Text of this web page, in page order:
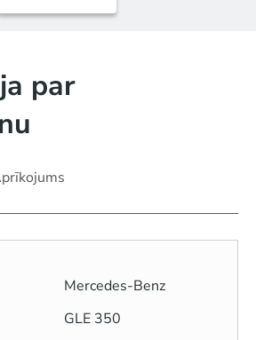
par
Mercedes-Benz
GLE 350